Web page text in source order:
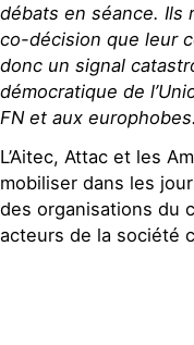
débats en séance. Ils
co-décision que leur
donc un signal
démocratique de
FN et aux
L’Aitec, Attac et les
mobiliser dans les
des organisations du
acteurs de la société